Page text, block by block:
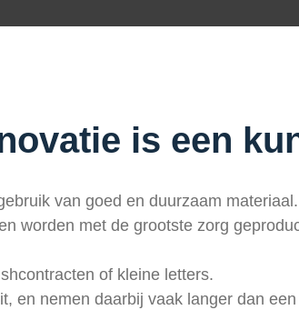
is een
van goed en duurzaam materiaal.
worden met de grootste zorg
of kleine letters.
en nemen daarbij vaak langer dan